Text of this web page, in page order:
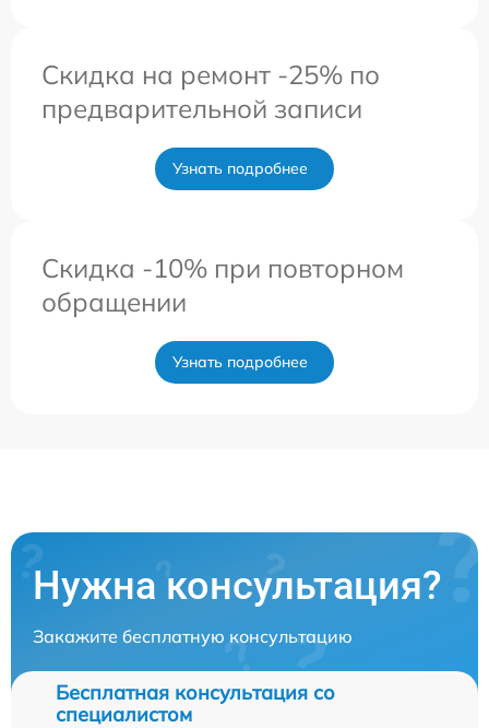
Скидка на ремонт -25% по
предварительной записи
Узнать подробнее
Скидка -10% при повторном
обращении
Узнать подробнее
Нужна консультация?
Закажите бесплатную консультацию
Бесплатная консультация со
специалистом